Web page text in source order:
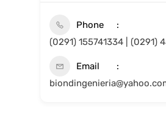
Phone
(0291) 155741334 | (0291)
Email